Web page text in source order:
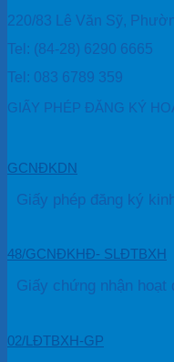
220/83 Lê Văn Sỹ,
Tel: (84-28) 6290 6665
Tel: 083 6789 359
GIẤY PHÉP ĐĂNG KÝ
GCNĐKDN
Giấy phép đăng ký
48/GCNĐKHĐ- SLĐTBXH
Giấy chứng nhận hoạt
02/LĐTBXH-GP